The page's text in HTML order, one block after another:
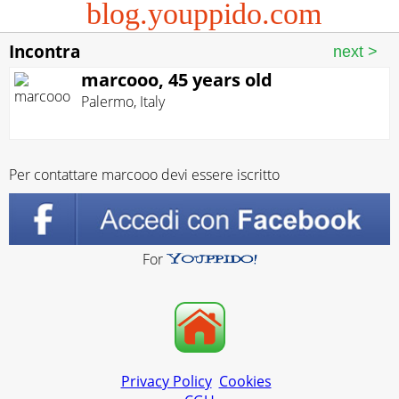
blog.youppido.com
Incontra
marcooo, 45 years old
Palermo, Italy
Per contattare marcooo devi essere iscritto
For
Privacy Policy Cookies